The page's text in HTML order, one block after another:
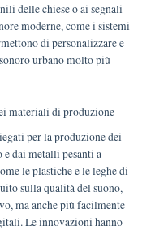
delle chiese o ai segnali
moderne, come i sistemi
di personalizzare e
urbano molto più
materiali di produzione
per la produzione dei
e dai metalli pesanti a
le plastiche e le leghe di
sulla qualità del suono,
ma anche più facilmente
Le innovazioni hanno